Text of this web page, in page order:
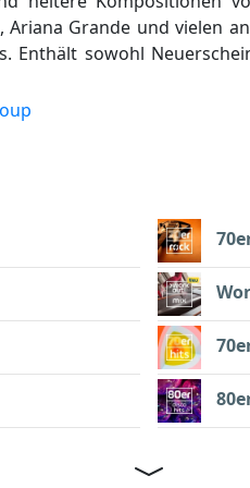
Ariana Grande und vielen
Enthält sowohl